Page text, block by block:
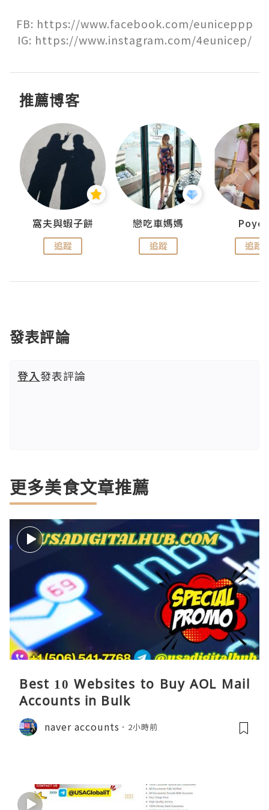
FB: https://www.facebook.com/euniceppp
IG: https://www.instagram.com/4eunicep/
推薦博客
窩夫與蝦子餅
追蹤
戀吃車媽媽
追蹤 追蹤
發表評論
登入發表評論
更多美食文章推薦
Best 10 Websites to Buy AOL Mail
Accounts in Bulk
naver accounts 2小時前